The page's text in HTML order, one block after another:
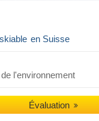
en Suisse
l'environnement
Évaluation